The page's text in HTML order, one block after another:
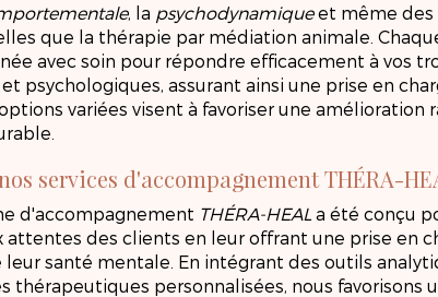
, la psychodynamiqueet même des
que la thérapie par médiation animale.
avec soin pour répondre efficacement à vos
psychologiques, assurant ainsi une prise en
variées visent à favoriser une amélioration
services d'accompagnement THÉRA-
d'accompagnement THÉRA-HEAL a été conçu
attentes des clients en leur offrant une prise en
santé mentale. En intégrant des outils
thérapeutiques personnalisées, nous favorisons